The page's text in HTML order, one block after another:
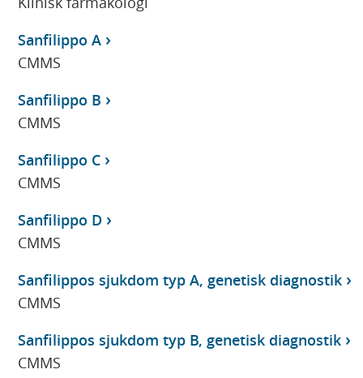
Sanfilippo A
CMMS
Sanfilippo B
CMMS
Sanfilippo C
CMMS
Sanfilippo D
CMMS
Sanfilippos sjukdom typ A, genetisk diagnostik
CMMS
Sanfilippos sjukdom typ B, genetisk diagnostik
CMMS